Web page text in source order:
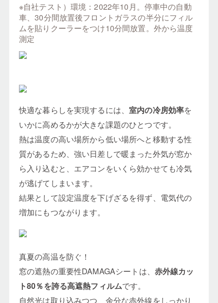
※自社テスト）環境：2022年10月。停車中の自動
車、30分間放置後フロントガラスの半分にフィル
ムを貼りクーラーをつけ10分間放置。外から温度
測定
快適な暮らしを実現するには、室内の冷房効率を
いかに高めるかが大きな課題のひとつです。
熱は温度の高い場所から低い場所へと移動する性
質があるため、強い日差しで暖まった外気が窓か
ら入り込むと、エアコンをいくら効かせても冷気
が逃げてしまいます。
結果として設定温度を下げざるを得ず、電気代の
増加にもつながります。
真夏の高温を防ぐ！
窓の遮熱の重要性DAMAGAシートは、 赤外線カッ
ト80％を誇る高遮熱フィルムです。
自然光は取り込みつつ、余分な赤外線をしっかり